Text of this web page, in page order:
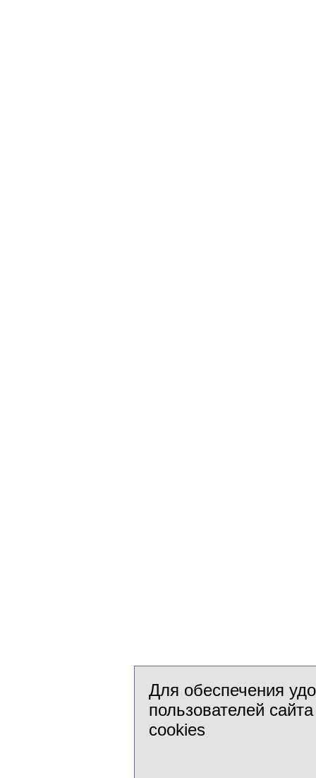
Для обеспечения
пользователей
cookies